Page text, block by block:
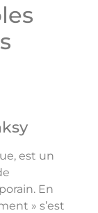
est un
En
» s’est